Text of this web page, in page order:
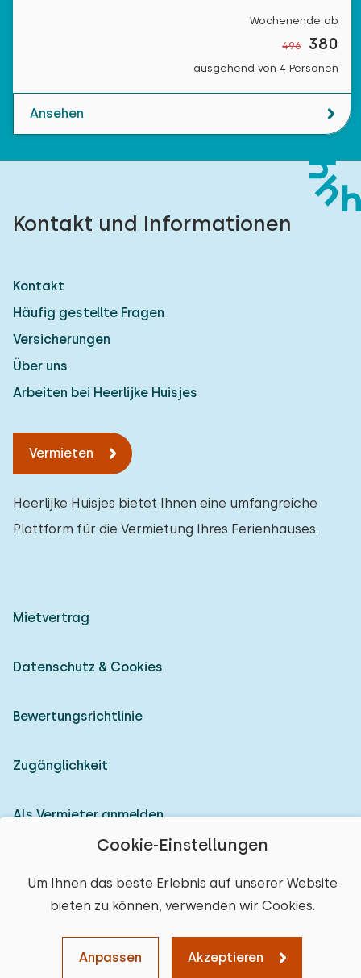
Cookie-Einstellungen
Um Ihnen das beste Erlebnis auf unserer Website
bieten zu können, verwenden wir Cookies.
Anpassen Akzeptieren
Wochenende ab
496 380
ausgehend von 4 Personen
Ansehen
Kontakt und Informationen
Kontakt
Häufig gestellte Fragen
Versicherungen
Über uns
Arbeiten bei Heerlijke Huisjes
Vermieten
Heerlijke Huisjes bietet Ihnen eine umfangreiche
Plattform für die Vermietung Ihres Ferienhauses.
Mietvertrag
Datenschutz & Cookies
Bewertungsrichtlinie
Zugänglichkeit
Als Vermieter anmelden